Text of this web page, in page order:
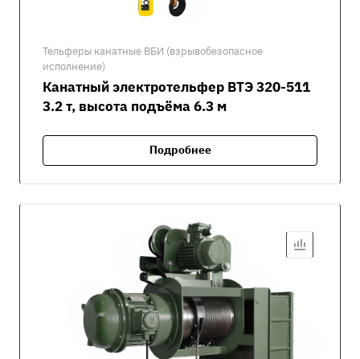
Тельферы канатные ВБИ (взрывобезопасное
исполнение)
Канатный электротельфер ВТЭ 320-511
3.2 т, высота подъёма 6.3 м
Подробнее